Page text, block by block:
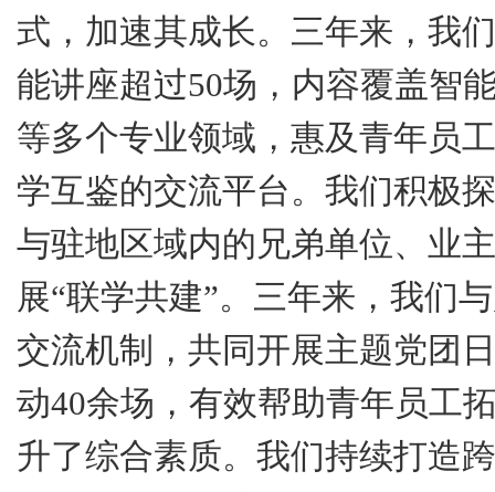
式，加速其成长。三年来，我
能讲座超过50场，内容覆盖智
等多个专业领域，惠及青年员工
学互鉴的交流平台。我们积极
与驻地区域内的兄弟单位、业
展“联学共建”。三年来，我们
交流机制，共同开展主题党团
动40余场，有效帮助青年员工
升了综合素质。我们持续打造